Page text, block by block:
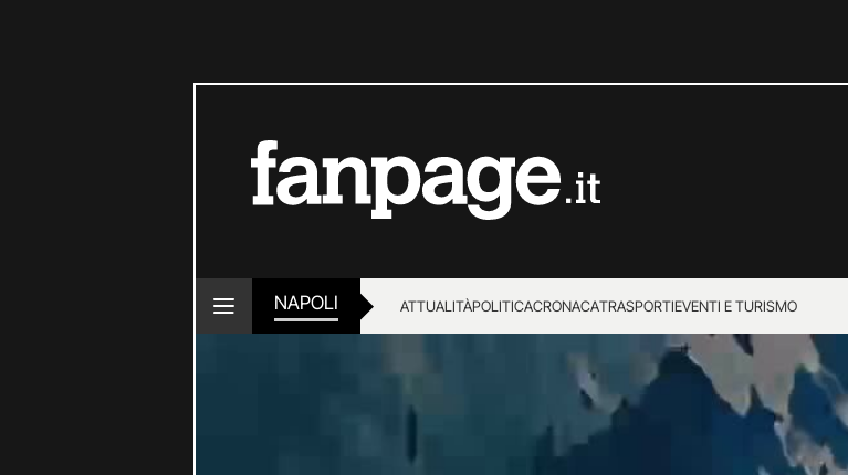
NAPOLI ATTUALITÀPOLITICACRONACATRASPORTIEVENTI E TURISMO